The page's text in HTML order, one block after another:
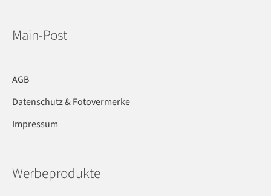
Main-Post
AGB
Datenschutz & Fotovermerke
Impressum
Werbeprodukte